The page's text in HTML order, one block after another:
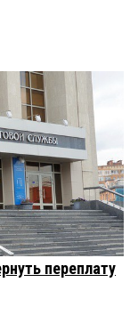
переплату